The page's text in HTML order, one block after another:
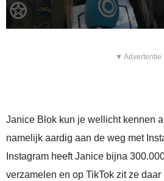
▼ Advertentie
Janice Blok kun je wellicht kennen
namelijk aardig aan de weg met
Instagram heeft Janice bijna
verzamelen en op TikTok zit ze